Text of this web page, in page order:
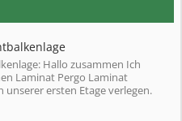
Hallo zusammen Ich
Laminat Pergo Laminat
unserer ersten Etage verlegen.